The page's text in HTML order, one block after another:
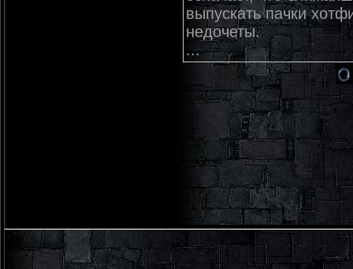
выпускать пачки
недочеты.
...